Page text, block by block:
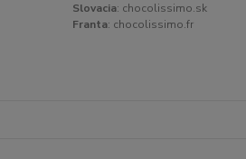
Slovacia: chocolissimo.sk
Franta: chocolissimo.fr